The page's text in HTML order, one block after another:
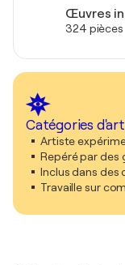
Œuvres
324 pièces
Catégories
Artiste
Repéré par des
Inclus dans des
Travaille sur